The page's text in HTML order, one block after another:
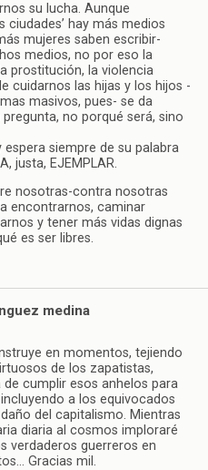
su lucha. Aunque
ciudades’ hay más medios
mujeres saben escribir-
medios, no por eso la
prostitución, la violencia
cuidarnos las hijas y los hijos -
masivos, pues- se da
no porqué será, sino
siempre de su palabra
justa, EJEMPLAR.
nosotras-contra nosotras
encontrarnos, caminar
y tener más vidas dignas
es ser libres.
medina
en momentos, tejiendo
de los zapatistas,
cumplir esos anhelos para
a los equivocados
del capitalismo. Mientras
diaria al cosmos imploraré
verdaderos guerreros en
Gracias mil.